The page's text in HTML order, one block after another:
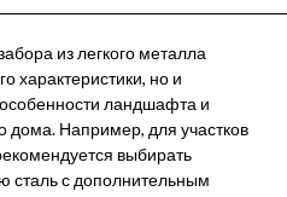
из легкого металла
характеристики, но и
ландшафта и
дома. Например, для участков
выбирать
сталь с дополнительным